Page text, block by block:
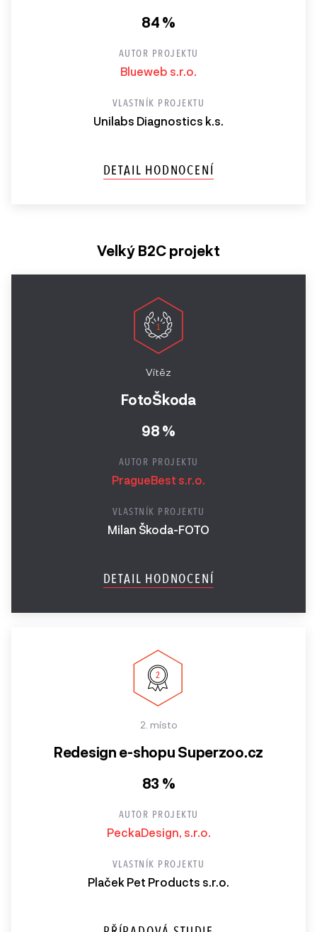
84 %
AUTOR PROJEKTU
Blueweb s.r.o.
VLASTNÍK PROJEKTU
Unilabs Diagnostics k.s.
DETAIL HODNOCENÍ
Velký B2C projekt
Vítěz
FotoŠkoda
98 %
AUTOR PROJEKTU
PragueBest s.r.o.
VLASTNÍK PROJEKTU
Milan Škoda-FOTO
DETAIL HODNOCENÍ
2. místo
Redesign e-shopu Superzoo.cz
83 %
AUTOR PROJEKTU
PeckaDesign, s.r.o.
VLASTNÍK PROJEKTU
Plaček Pet Products s.r.o.